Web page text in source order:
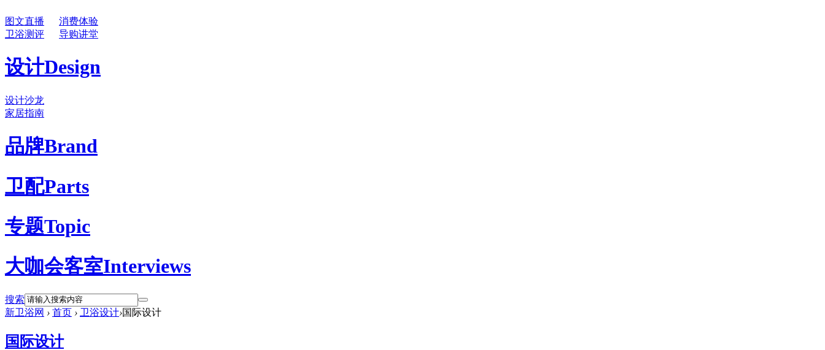
图文直播
消费体验
卫浴测评
导购讲堂
设计Design
设计沙龙
家居指南
品牌Brand
卫配Parts
专题Topic
大咖会客室Interviews
搜索
新卫浴网 › 首页 › 卫浴设计›国际设计
国际设计